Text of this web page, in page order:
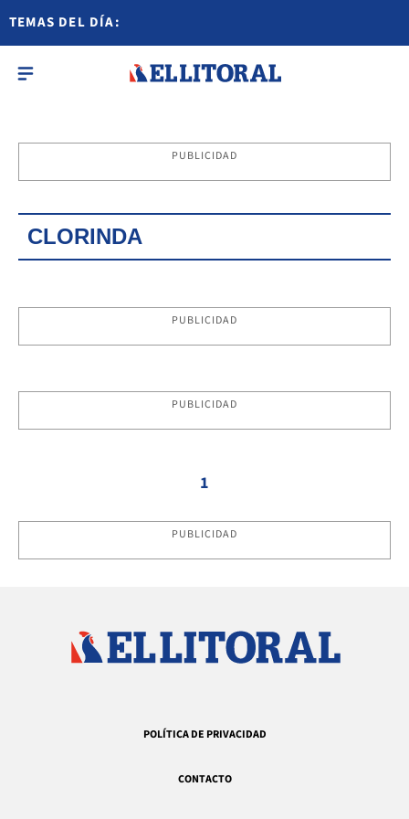
TEMAS DEL DÍA:
PUBLICIDAD
CLORINDA
PUBLICIDAD
PUBLICIDAD
1
PUBLICIDAD
POLÍTICA DE PRIVACIDAD
CONTACTO